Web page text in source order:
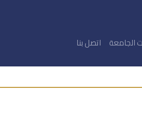
الجامعة اتصل بنا